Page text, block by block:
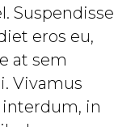
Suspendisse
eros eu,
at sem
Vivamus
in